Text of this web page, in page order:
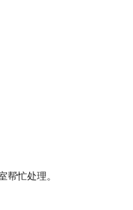
忙处理。